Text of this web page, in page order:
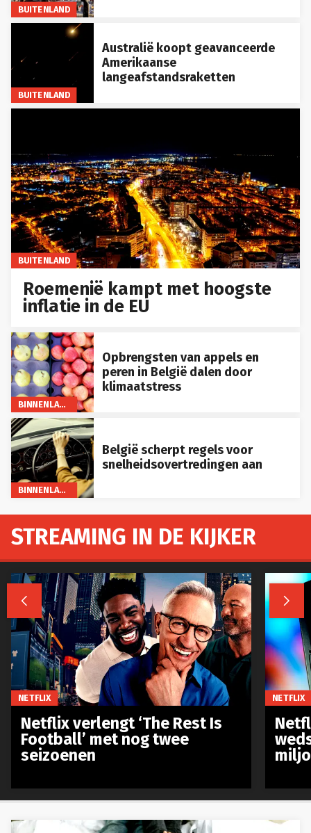
BUITENLAND
BUITENLAND
Australië koopt geavanceerde
Amerikaanse
langeafstandsraketten
BUITENLAND
Roemenië kampt met hoogste
inflatie in de EU
BINNENLAND
Opbrengsten van appels en
peren in België dalen door
klimaatstress
BINNENLAND
België scherpt regels voor
snelheidsovertredingen aan
STREAMING IN DE KIJKER
 
NETFLIX
Netflix verlengt ‘The Rest Is
Football’ met nog twee
seizoenen
NETFLIX